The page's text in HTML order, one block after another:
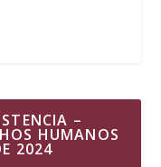
–
HUMANOS
2024